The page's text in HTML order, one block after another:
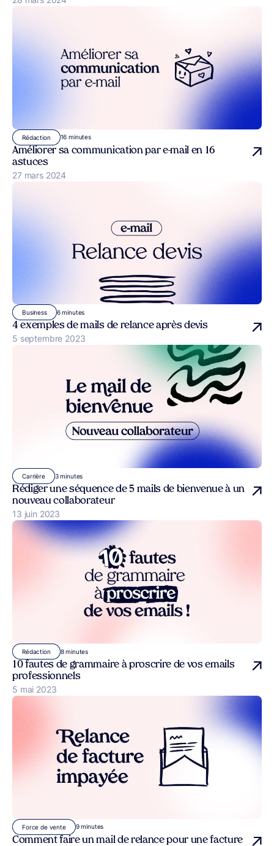
Rédaction 16 minutes
Améliorer sa communication par e-mail en 16
astuces
Publié le
27 mars 2024
Business 6 minutes
4 exemples de mails de relance après devis
Publié le
5 septembre 2023
Carrière 3 minutes
Rédiger une séquence de 5 mails de bienvenue à un
nouveau collaborateur
Publié le
13 juin 2023
Rédaction 8 minutes
10 fautes de grammaire à proscrire de vos emails
professionnels
Publié le
5 mai 2023
Force de vente 9 minutes
Comment faire un mail de relance pour une facture